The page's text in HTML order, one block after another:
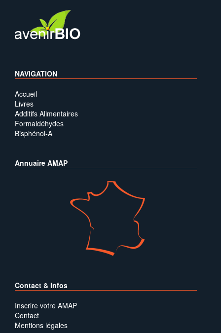
NAVIGATION
Accueil
Livres
Additifs Alimentaires
Formaldéhydes
Bisphénol-A
Annuaire AMAP
Contact & Infos
Inscrire votre AMAP
Contact
Mentions légales